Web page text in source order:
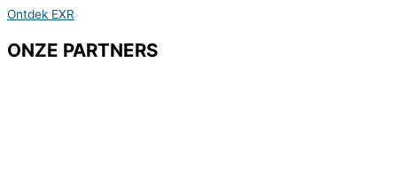
Ontdek EXR
ONZE PARTNERS